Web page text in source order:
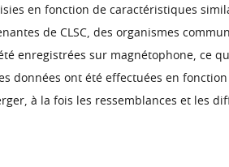
en fonction de caractéristiques
de CLSC, des organismes
enregistrées sur magnétophone, ce
données ont été effectuées en
à la fois les ressemblances et les